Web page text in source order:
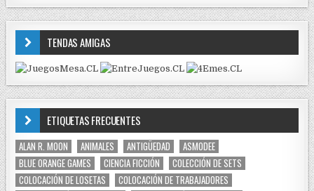
TENDAS AMIGAS
ETIQUETAS FRECUENTES
ALAN R. MOON ANIMALES ANTIGÜEDAD
ASMODEE
BLUE ORANGE GAMES
CIENCIA FICCIÓN
COLECCIÓN DE SETS
COLOCACIÓN DE LOSETAS
COLOCACIÓN DE TRABAJADORES